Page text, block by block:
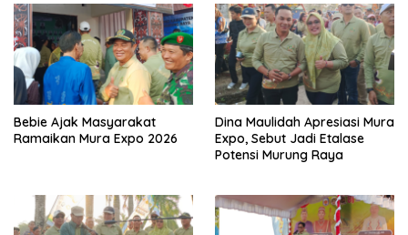
Bebie Ajak Masyarakat
Ramaikan Mura Expo 2026
Dina Maulidah Apresiasi Mura
Expo, Sebut Jadi Etalase
Potensi Murung Raya